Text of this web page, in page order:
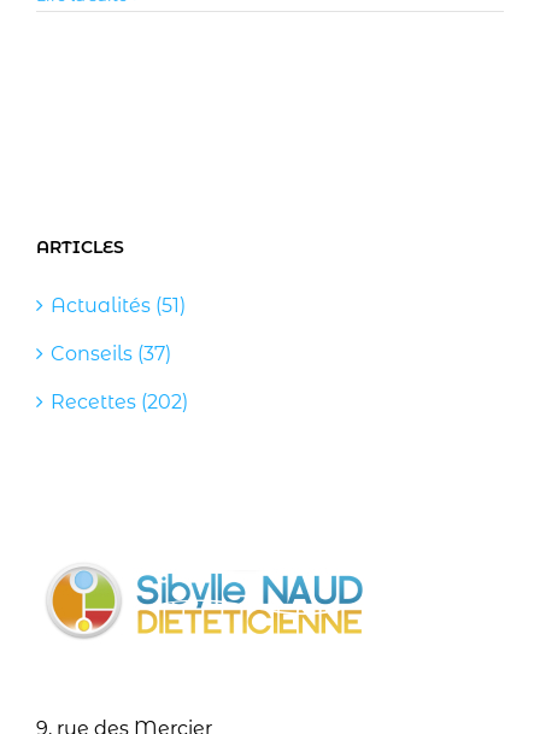
ARTICLES
Actualités (51)
Conseils (37)
Recettes (202)
9, rue des Mercier